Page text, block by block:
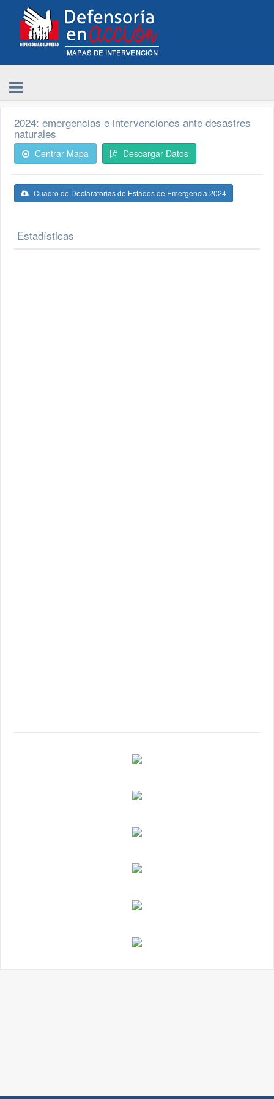
2024: emergencias e intervenciones ante desastres
naturales
Centrar Mapa Descargar Datos
Cuadro de Declaratorias de Estados de Emergencia 2024
Estadísticas